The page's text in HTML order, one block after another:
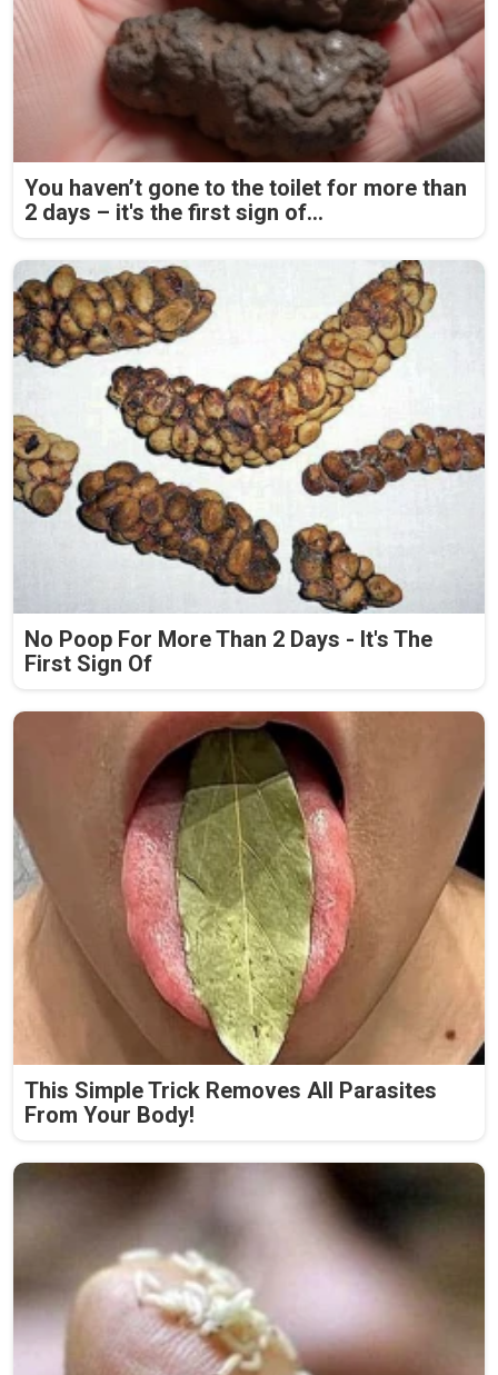
You haven’t gone to the toilet for more than
2 days – it's the first sign of...
No Poop For More Than 2 Days - It's The
First Sign Of
This Simple Trick Removes All Parasites
From Your Body!